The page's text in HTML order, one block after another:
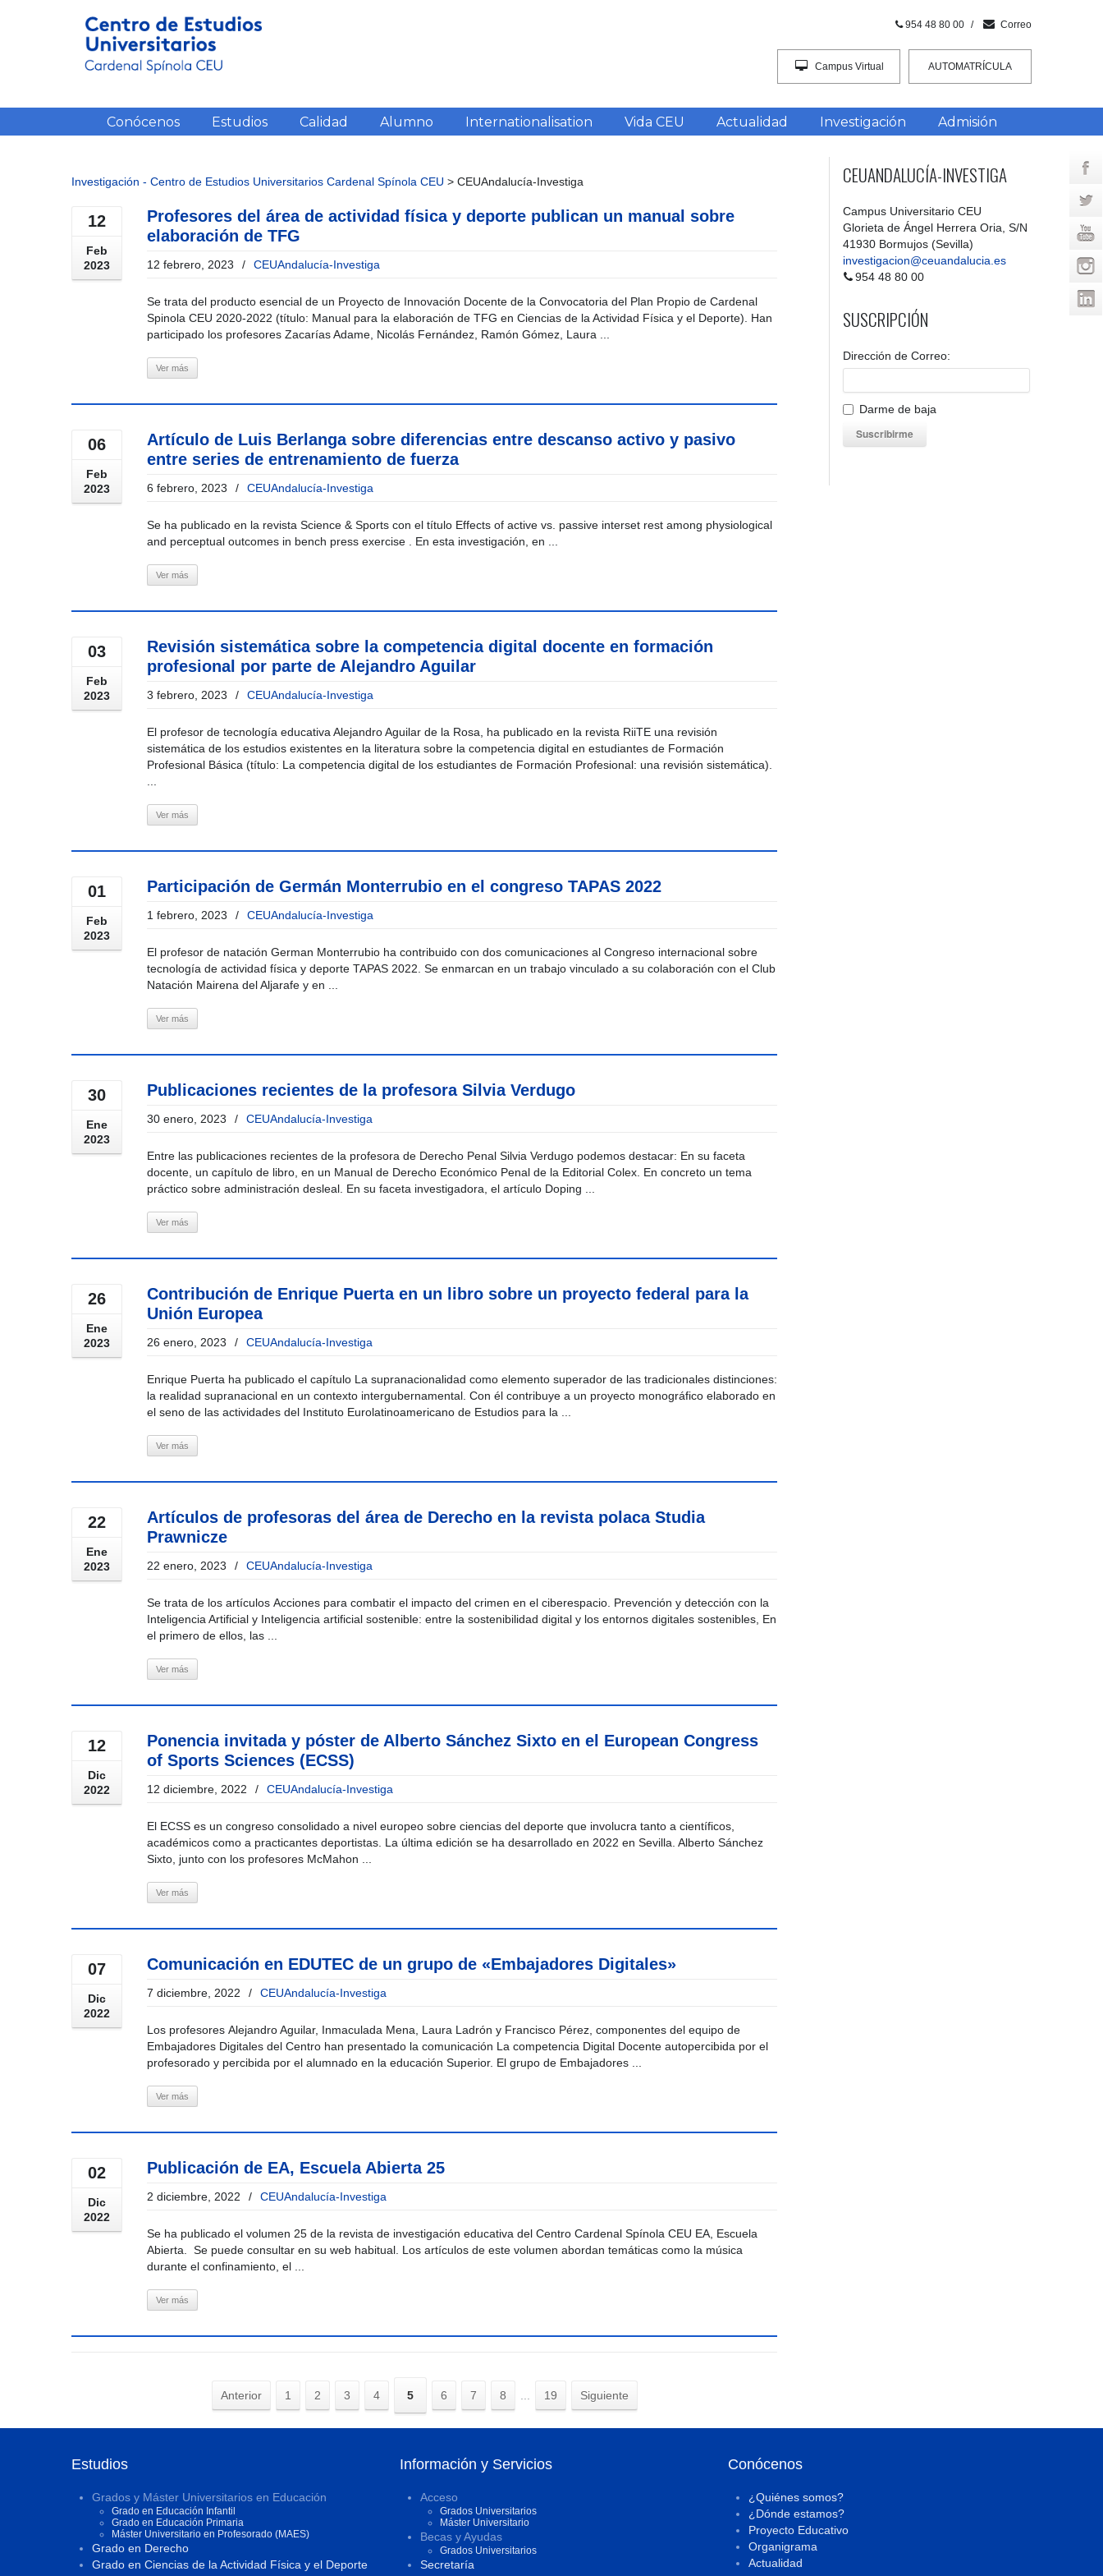
954 48 80 00 / Correo
AUTOMATRÍCULA
Campus Virtual
Conócenos Estudios Calidad Alumno Internationalisation Vida CEU Actualidad Investigación Admisión
Investigación - Centro de Estudios Universitarios Cardenal Spínola CEU > CEUAndalucía-Investiga
12
Feb
2023
Profesores del área de actividad física y deporte publican un manual sobre
elaboración de TFG
12 febrero, 2023 / CEUAndalucía-Investiga
Se trata del producto esencial de un Proyecto de Innovación Docente de la Convocatoria del Plan Propio de Cardenal
Spinola CEU 2020-2022 (título: Manual para la elaboración de TFG en Ciencias de la Actividad Física y el Deporte). Han
participado los profesores Zacarías Adame, Nicolás Fernández, Ramón Gómez, Laura ...
Ver más
06
Feb
2023
Artículo de Luis Berlanga sobre diferencias entre descanso activo y pasivo
entre series de entrenamiento de fuerza
6 febrero, 2023 / CEUAndalucía-Investiga
Se ha publicado en la revista Science & Sports con el título Effects of active vs. passive interset rest among physiological
and perceptual outcomes in bench press exercise . En esta investigación, en ...
Ver más
03
Feb
2023
Revisión sistemática sobre la competencia digital docente en formación
profesional por parte de Alejandro Aguilar
3 febrero, 2023 / CEUAndalucía-Investiga
El profesor de tecnología educativa Alejandro Aguilar de la Rosa, ha publicado en la revista RiiTE una revisión
sistemática de los estudios existentes en la literatura sobre la competencia digital en estudiantes de Formación
Profesional Básica (título: La competencia digital de los estudiantes de Formación Profesional: una revisión sistemática).
Ver más
01
Feb
2023
Participación de Germán Monterrubio en el congreso TAPAS 2022
1 febrero, 2023 / CEUAndalucía-Investiga
El profesor de natación German Monterrubio ha contribuido con dos comunicaciones al Congreso internacional sobre
tecnología de actividad física y deporte TAPAS 2022. Se enmarcan en un trabajo vinculado a su colaboración con el Club
Natación Mairena del Aljarafe y en ...
Ver más
30
Ene
2023
Publicaciones recientes de la profesora Silvia Verdugo
30 enero, 2023 / CEUAndalucía-Investiga
Entre las publicaciones recientes de la profesora de Derecho Penal Silvia Verdugo podemos destacar: En su faceta
docente, un capítulo de libro, en un Manual de Derecho Económico Penal de la Editorial Colex. En concreto un tema
práctico sobre administración desleal. En su faceta investigadora, el artículo Doping ...
Ver más
26
Ene
2023
Contribución de Enrique Puerta en un libro sobre un proyecto federal para la
Unión Europea
26 enero, 2023 / CEUAndalucía-Investiga
Enrique Puerta ha publicado el capítulo La supranacionalidad como elemento superador de las tradicionales distinciones:
la realidad supranacional en un contexto intergubernamental. Con él contribuye a un proyecto monográfico elaborado en
el seno de las actividades del Instituto Eurolatinoamericano de Estudios para la ...
Ver más
22
Ene
2023
Artículos de profesoras del área de Derecho en la revista polaca Studia
Prawnicze
22 enero, 2023 / CEUAndalucía-Investiga
Se trata de los artículos Acciones para combatir el impacto del crimen en el ciberespacio. Prevención y detección con la
Inteligencia Artificial y Inteligencia artificial sostenible: entre la sostenibilidad digital y los entornos digitales sostenibles, En
el primero de ellos, las ...
Ver más
12
Dic
2022
Ponencia invitada y póster de Alberto Sánchez Sixto en el European Congress
of Sports Sciences (ECSS)
12 diciembre, 2022 / CEUAndalucía-Investiga
El ECSS es un congreso consolidado a nivel europeo sobre ciencias del deporte que involucra tanto a científicos,
académicos como a practicantes deportistas. La última edición se ha desarrollado en 2022 en Sevilla. Alberto Sánchez
Sixto, junto con los profesores McMahon ...
Ver más
07
Dic
2022
Comunicación en EDUTEC de un grupo de «Embajadores Digitales»
7 diciembre, 2022 / CEUAndalucía-Investiga
Los profesores Alejandro Aguilar, Inmaculada Mena, Laura Ladrón y Francisco Pérez, componentes del equipo de
Embajadores Digitales del Centro han presentado la comunicación La competencia Digital Docente autopercibida por el
profesorado y percibida por el alumnado en la educación Superior. El grupo de Embajadores ...
Ver más
02
Dic
2022
Publicación de EA, Escuela Abierta 25
2 diciembre, 2022 / CEUAndalucía-Investiga
Se ha publicado el volumen 25 de la revista de investigación educativa del Centro Cardenal Spínola CEU EA, Escuela
Abierta. Se puede consultar en su web habitual. Los artículos de este volumen abordan temáticas como la música
durante el confinamiento, el ...
Ver más
Anterior 1 2 3 4 5 6 7 8 19 Siguiente
CEUANDALUCÍA-INVESTIGA
Campus Universitario CEU
Glorieta de Ángel Herrera Oria, S/N
41930 Bormujos (Sevilla)
investigacion@ceuandalucia.es
954 48 80 00
SUSCRIPCIÓN
Dirección de Correo:
Darme de baja
Suscribirme
Estudios
Grados y Máster Universitarios en Educación
Grado en Educación Infantil
Grado en Educación Primaria
Máster Universitario en Profesorado (MAES)
Grado en Derecho
Grado en Ciencias de la Actividad Física y el Deporte
Información y Servicios
Acceso
Grados Universitarios
Máster Universitario
Becas y Ayudas
Grados Universitarios
Secretaría
Conócenos
¿Quiénes somos?
¿Dónde estamos?
Proyecto Educativo
Organigrama
Actualidad